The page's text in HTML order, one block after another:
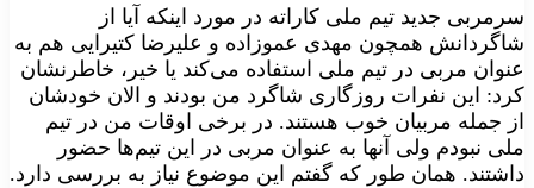
سرمربی جدید تیم ملی کاراته در مورد اینکه آیا از
شاگردانش همچون مهدی عموزاده و علیرضا کتیرایی هم به
عنوان مربی در تیم ملی استفاده می‌کند یا خیر، خاطرنشان
کرد: این نفرات روزگاری شاگرد من بودند و الان خودشان
از جمله مربیان خوب هستند. در برخی اوقات من در تیم
ملی نبودم ولی آنها به عنوان مربی در این تیم‌ها حضور
داشتند. همان طور که گفتم این موضوع نیاز به بررسی دارد.